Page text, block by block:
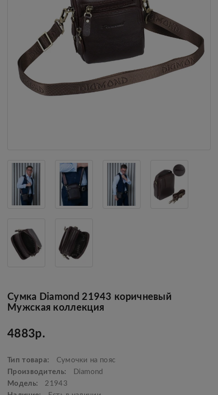
Сумка Diamond 21943 коричневый
Мужская коллекция
4883р.
Тип товара:
Сумочки на пояс
Производитель:
Diamond
Модель:
21943